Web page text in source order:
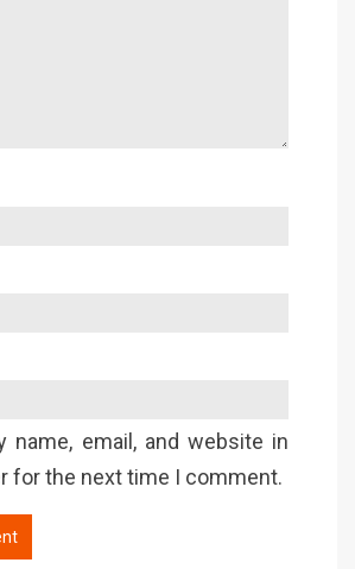
name, email, and website in
for the next time I comment.